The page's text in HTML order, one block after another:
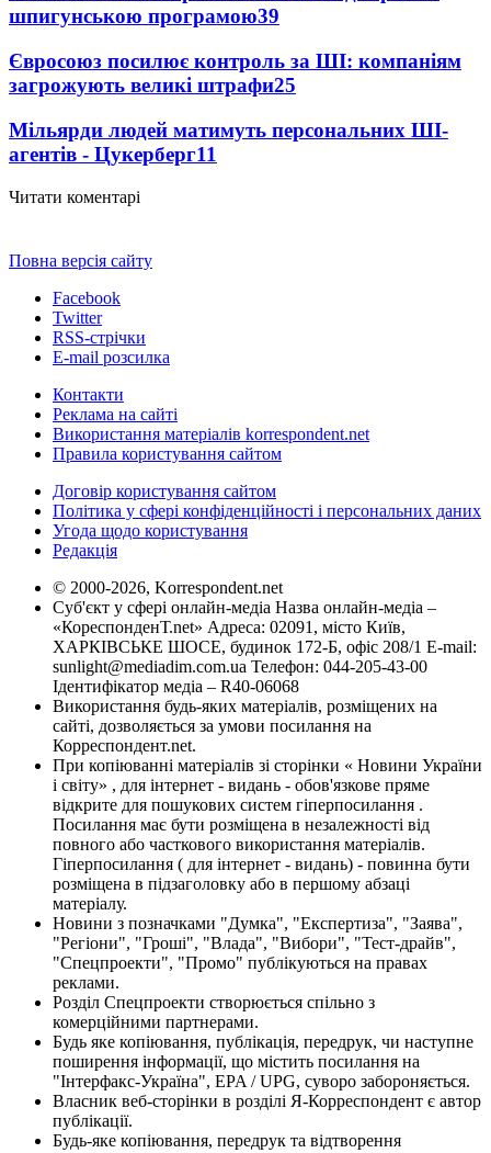
шпигунською програмою39
Євросоюз посилює контроль за ШІ: компаніям
загрожують великі штрафи25
Мільярди людей матимуть персональних ШІ-
агентів - Цукерберг11
Читати коментарі
Повна версія сайту
Facebook
Twitter
RSS-стрічки
E-mail розсилка
Контакти
Реклама на сайті
Використання матеріалів korrespondent.net
Правила користування сайтом
Договір користування сайтом
Політика у сфері конфіденційності і персональних даних
Угода щодо користування
Редакція
© 2000-2026, Korrespondent.net
Суб'єкт у сфері онлайн-медіа Назва онлайн-медіа –
«КореспонденТ.net» Адреса: 02091, місто Київ,
ХАРКІВСЬКЕ ШОСЕ, будинок 172-Б, офіс 208/1 E-mail:
sunlight@mediadim.com.ua Телефон: 044-205-43-00
Ідентифікатор медіа – R40-06068
Використання будь-яких матеріалів, розміщених на
сайті, дозволяється за умови посилання на
Корреспондент.net.
При копіюванні матеріалів зі сторінки « Новини України
і світу» , для інтернет - видань - обов'язкове пряме
відкрите для пошукових систем гіперпосилання .
Посилання має бути розміщена в незалежності від
повного або часткового використання матеріалів.
Гіперпосилання ( для інтернет - видань) - повинна бути
розміщена в підзаголовку або в першому абзаці
матеріалу.
Новини з позначками "Думка", "Експертиза", "Заява",
"Регіони", "Гроші", "Влада", "Вибори", "Тест-драйв",
"Спецпроекти", "Промо" публікуються на правах
реклами.
Розділ Спецпроекти створюється спільно з
комерційними партнерами.
Будь яке копіювання, публікація, передрук, чи наступне
поширення інформації, що містить посилання на
"Інтерфакс-Україна", EPA / UPG, суворо забороняється.
Власник веб-сторінки в розділі Я-Корреспондент є автор
публікації.
Будь-яке копіювання, передрук та відтворення